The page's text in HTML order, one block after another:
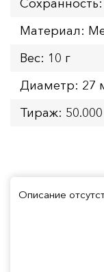
Материал:
Вес: 10 г
Диаметр: 27
Тираж:
Описание